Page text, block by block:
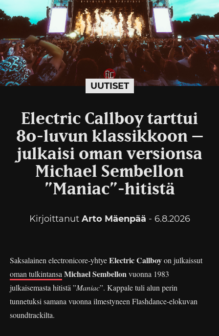
UUTISET
Electric Callboy tarttui
80-luvun klassikkoon –
julkaisi oman versionsa
Michael Sembellon
”Maniac”-hitistä
Kirjoittanut Arto Mäenpää - 6.8.2026
Saksalainen electronicore-yhtyeElectric Callboyon julkaissut
oman tulkintansaMichael Sembellonvuonna 1983
julkaisemasta hitistä ”Maniac”. Kappale tuli alun perin
tunnetuksi samana vuonna ilmestyneen Flashdance-elokuvan
soundtrackilta.